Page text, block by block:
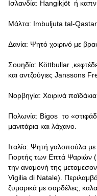
Ισλανδία: Hangikjöt ή
Μάλτα: Imbuljuta tal-
Δανία: Ψητό χοιρινό με
Σουηδία: Köttbullar
και αντζούγιες Janssons
Νορβηγία: Χοιρινά
Πολωνία: Bigos το
μανιτάρια και λάχανο.
Ιταλία: Ψητή γαλοπούλα με
Γιορτής των Επτά
την αναμονή της
Vigilia di Natale).
ζυμαρικά με σαρδέλες,